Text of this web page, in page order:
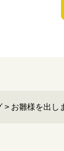
> お雛様を出し